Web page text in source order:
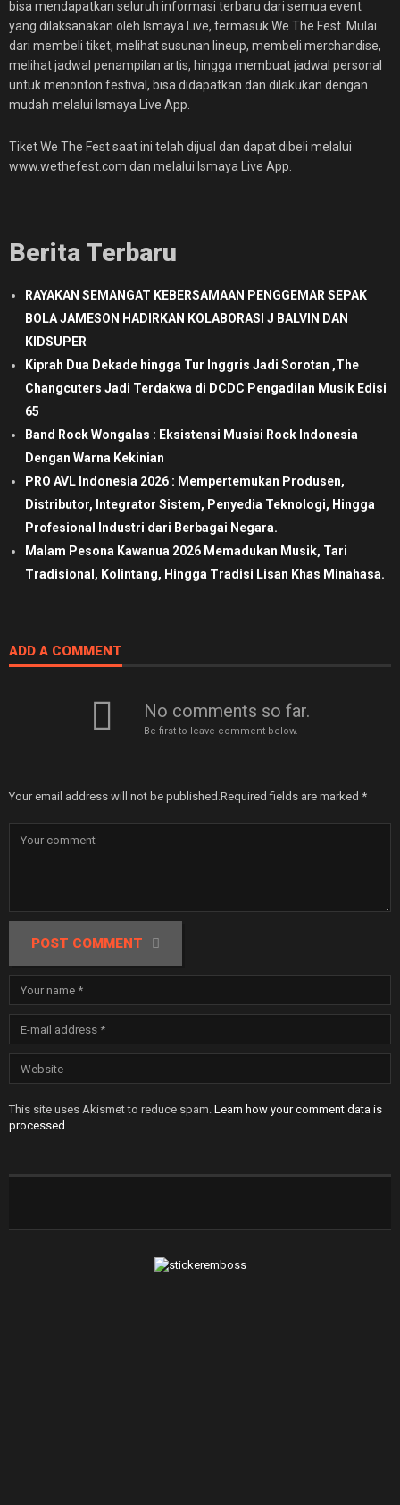
bisa mendapatkan seluruh informasi terbaru dari semua event
yang dilaksanakan oleh Ismaya Live, termasuk We The Fest. Mulai
dari membeli tiket, melihat susunan lineup, membeli merchandise,
melihat jadwal penampilan artis, hingga membuat jadwal personal
untuk menonton festival, bisa didapatkan dan dilakukan dengan
mudah melalui Ismaya Live App.
Tiket We The Fest saat ini telah dijual dan dapat dibeli melalui
www.wethefest.com dan melalui Ismaya Live App.
Berita Terbaru
RAYAKAN SEMANGAT KEBERSAMAAN PENGGEMAR SEPAK
BOLA JAMESON HADIRKAN KOLABORASI J BALVIN DAN
KIDSUPER
Kiprah Dua Dekade hingga Tur Inggris Jadi Sorotan ,The
Changcuters Jadi Terdakwa di DCDC Pengadilan Musik Edisi
65
Band Rock Wongalas : Eksistensi Musisi Rock Indonesia
Dengan Warna Kekinian
PRO AVL Indonesia 2026 : Mempertemukan Produsen,
Distributor, Integrator Sistem, Penyedia Teknologi, Hingga
Profesional Industri dari Berbagai Negara.
Malam Pesona Kawanua 2026 Memadukan Musik, Tari
Tradisional, Kolintang, Hingga Tradisi Lisan Khas Minahasa.
ADD A COMMENT
No comments so far.
Be first to leave comment below.
Your email address will not be published.Required fields are marked *
POST COMMENT
This site uses Akismet to reduce spam. Learn how your comment data is
processed .